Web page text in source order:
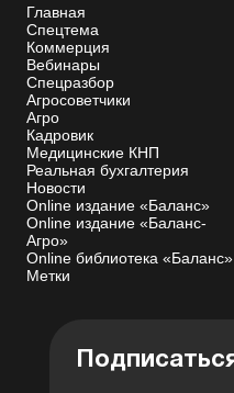
Главная
Спецтема
Коммерция
Вебинары
Спецразбор
Агросоветчики
Агро
Кадровик
Медицинские КНП
Реальная бухгалтерия
Новости
Online издание «Баланс»
Online издание «Баланс-
Агро»
Online библиотека «Баланс»
Метки